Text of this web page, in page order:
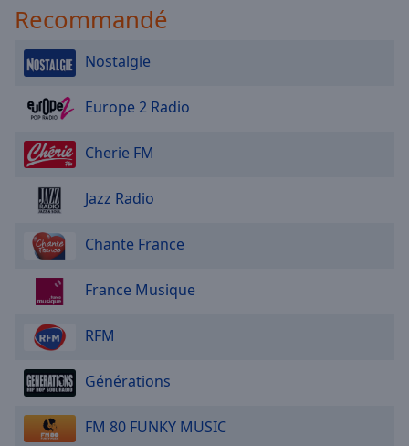
Text
Edge
Style
Font
Family
Modal
Dialog
dialog
window.
Recommandé
Nostalgie
Europe 2 Radio
Cherie FM
Jazz Radio
Chante France
France Musique
RFM
Générations
FM 80 FUNKY MUSIC